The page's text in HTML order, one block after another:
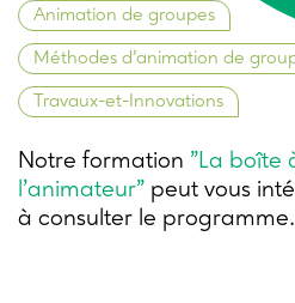
Animation de groupes
Méthodes d’animation de
Travaux-et-Innovations
Notre formation "La boîte
l'animateur" peut vous
à consulter le programme.